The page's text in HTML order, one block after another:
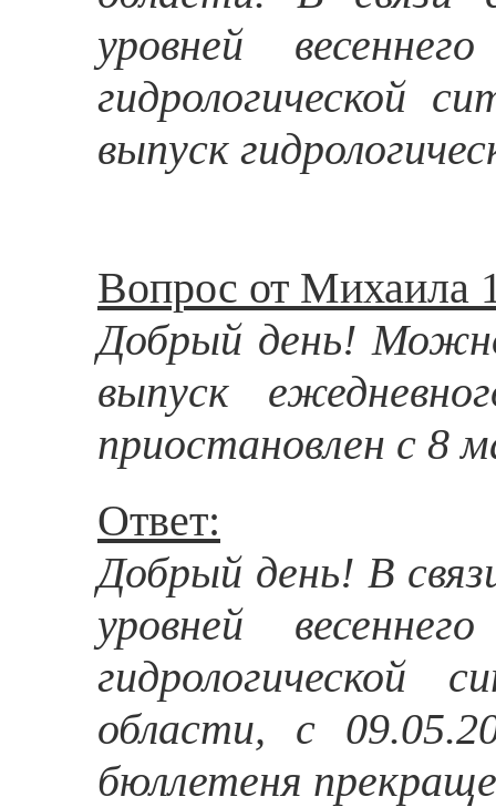
уровней
гидрологической
выпуск
Вопрос от Михаила
Добрый день!
выпуск
приостановлен с 8
Ответ:
Добрый день! В
уровней
гидрологической
области, с
бюллетеня